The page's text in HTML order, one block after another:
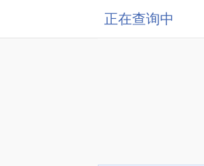
正在查询中